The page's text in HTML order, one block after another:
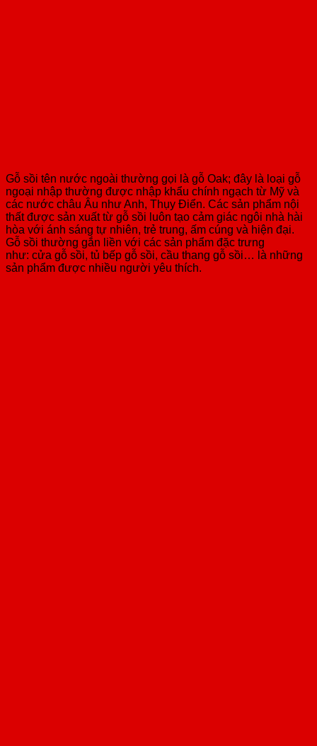
Gỗ sồi tên nước ngoài thường gọi là gỗ Oak; đây là loại gỗ
ngoại nhập thường được nhập khẩu chính ngạch từ Mỹ và
các nước châu Âu như Anh, Thụy Điển. Các sản phẩm nội
thất được sản xuất từ gỗ sồi luôn tạo cảm giác ngôi nhà hài
hòa với ánh sáng tự nhiên, trẻ trung, ấm cúng và hiện đại.
Gỗ sồi thường gắn liền với các sản phẩm đặc trưng
như: cửa gỗ sồi, tủ bếp gỗ sồi, cầu thang gỗ sồi… là những
sản phẩm được nhiều người yêu thích.